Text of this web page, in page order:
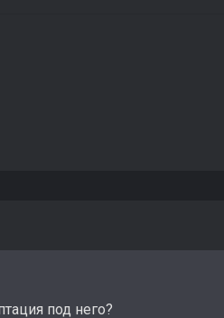
под него?